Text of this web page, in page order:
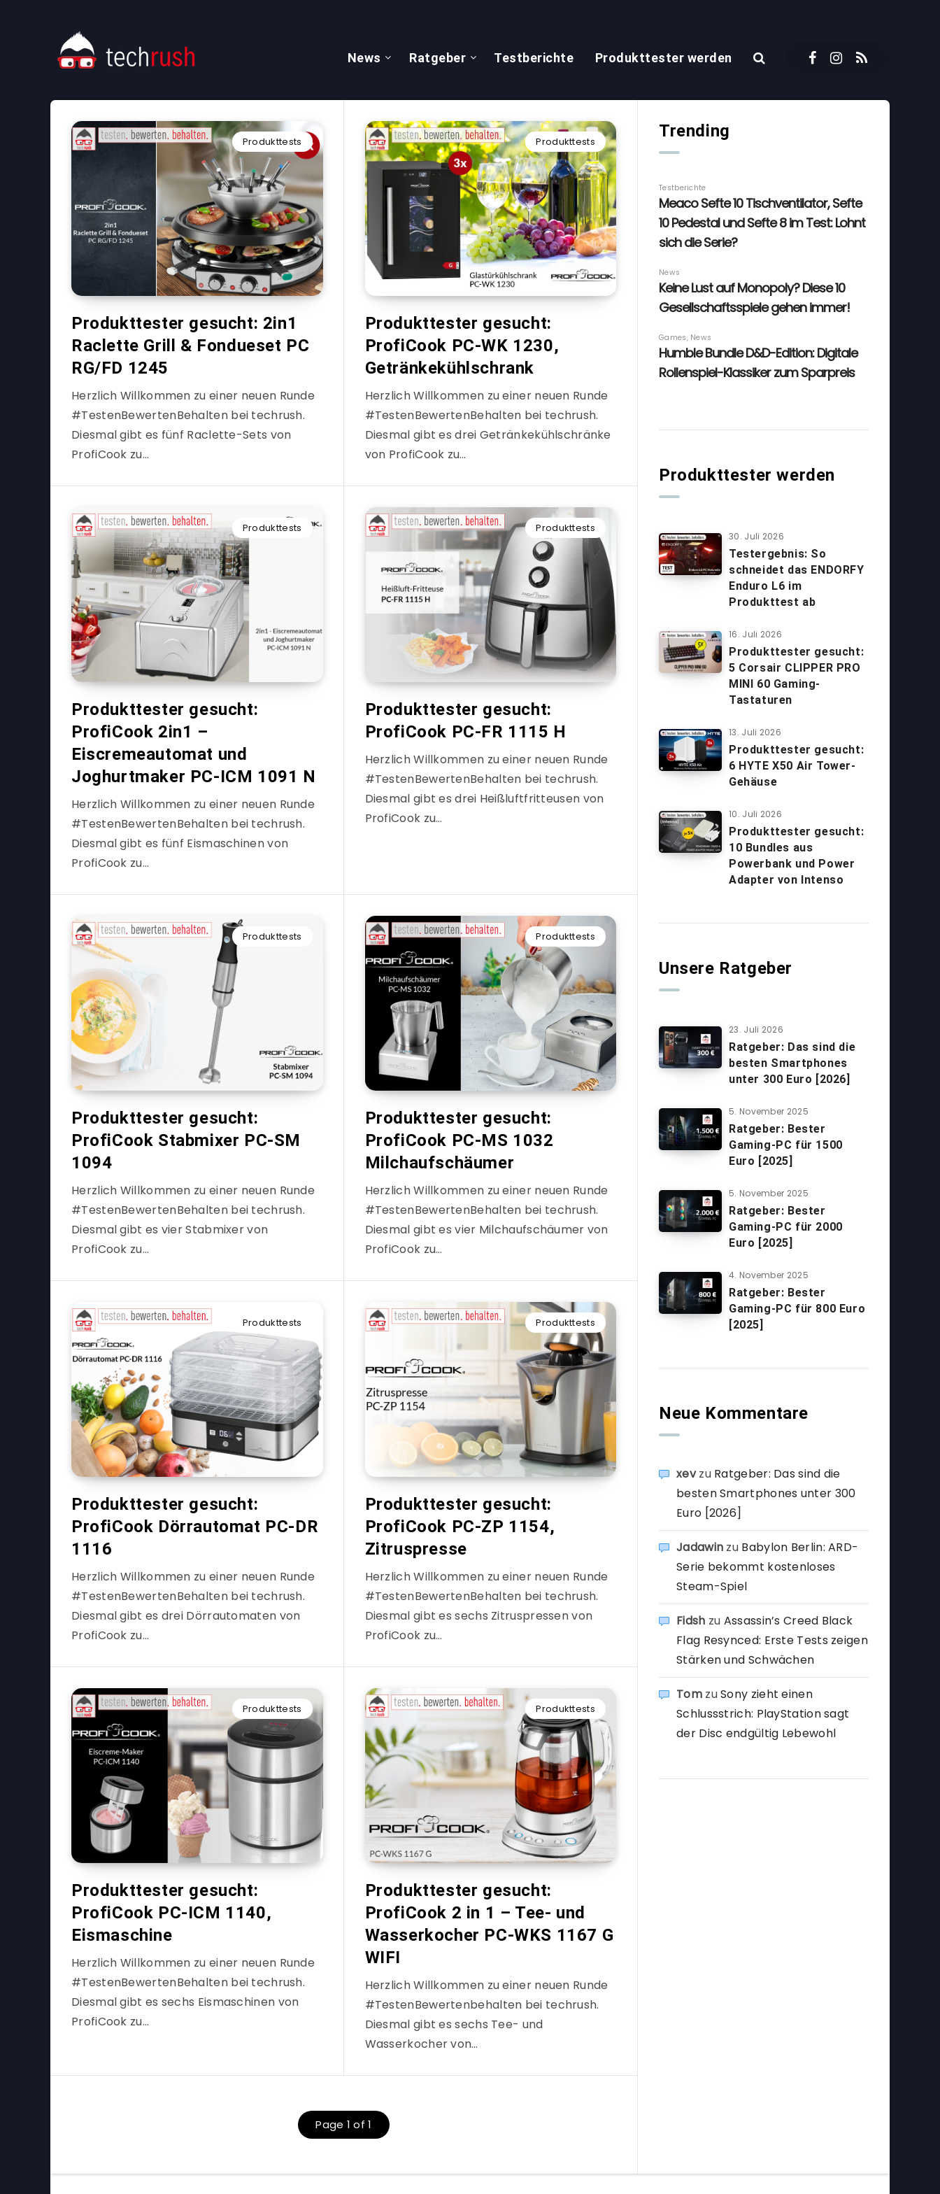
News Ratgeber Testberichte Produkttester werden
Produkttests
Produkttester gesucht: 2in1
Raclette Grill & Fondueset PC
RG/FD 1245
Herzlich Willkommen zu einer neuen Runde
#TestenBewertenBehalten bei techrush.
Diesmal gibt es fünf Raclette-Sets von
ProfiCook zu…
Produkttests
Produkttester gesucht:
ProfiCook PC-WK 1230,
Getränkekühlschrank
Herzlich Willkommen zu einer neuen Runde
#TestenBewertenBehalten bei techrush.
Diesmal gibt es drei Getränkekühlschränke
von ProfiCook zu…
Produkttests
Produkttester gesucht:
ProfiCook 2in1 –
Eiscremeautomat und
Joghurtmaker PC-ICM 1091 N
Herzlich Willkommen zu einer neuen Runde
#TestenBewertenBehalten bei techrush.
Diesmal gibt es fünf Eismaschinen von
ProfiCook zu…
Produkttests
Produkttester gesucht:
ProfiCook PC-FR 1115 H
Herzlich Willkommen zu einer neuen Runde
#TestenBewertenBehalten bei techrush.
Diesmal gibt es drei Heißluftfritteusen von
ProfiCook zu…
Produkttests
Produkttester gesucht:
ProfiCook Stabmixer PC-SM
1094
Herzlich Willkommen zu einer neuen Runde
#TestenBewertenBehalten bei techrush.
Diesmal gibt es vier Stabmixer von
ProfiCook zu…
Produkttests
Produkttester gesucht:
ProfiCook PC-MS 1032
Milchaufschäumer
Herzlich Willkommen zu einer neuen Runde
#TestenBewertenBehalten bei techrush.
Diesmal gibt es vier Milchaufschäumer von
ProfiCook zu…
Produkttests
Produkttester gesucht:
ProfiCook Dörrautomat PC-DR
1116
Herzlich Willkommen zu einer neuen Runde
#TestenBewertenBehalten bei techrush.
Diesmal gibt es drei Dörrautomaten von
ProfiCook zu…
Produkttests
Produkttester gesucht:
ProfiCook PC-ZP 1154,
Zitruspresse
Herzlich Willkommen zu einer neuen Runde
#TestenBewertenBehalten bei techrush.
Diesmal gibt es sechs Zitruspressen von
ProfiCook zu…
Produkttests
Produkttester gesucht:
ProfiCook PC-ICM 1140,
Eismaschine
Herzlich Willkommen zu einer neuen Runde
#TestenBewertenBehalten bei techrush.
Diesmal gibt es sechs Eismaschinen von
ProfiCook zu…
Produkttests
Produkttester gesucht:
ProfiCook 2 in 1 – Tee- und
Wasserkocher PC-WKS 1167 G
WIFI
Herzlich Willkommen zu einer neuen Runde
#TestenBewertenbehalten bei techrush.
Diesmal gibt es sechs Tee- und
Wasserkocher von…
Page 1 of 1
Trending
Produkttester werden
30. Juli 2026
Testergebnis: So
schneidet das ENDORFY
Enduro L6 im
Produkttest ab
16. Juli 2026
Produkttester gesucht:
5 Corsair CLIPPER PRO
MINI 60 Gaming-
Tastaturen
13. Juli 2026
Produkttester gesucht:
6 HYTE X50 Air Tower-
Gehäuse
10. Juli 2026
Produkttester gesucht:
10 Bundles aus
Powerbank und Power
Adapter von Intenso
Unsere Ratgeber
23. Juli 2026
Ratgeber: Das sind die
besten Smartphones
unter 300 Euro [2026]
5. November 2025
Ratgeber: Bester
Gaming-PC für 1500
Euro [2025]
5. November 2025
Ratgeber: Bester
Gaming-PC für 2000
Euro [2025]
4. November 2025
Ratgeber: Bester
Gaming-PC für 800 Euro
[2025]
Neue Kommentare
xevzu Ratgeber: Das sind die
besten Smartphones unter 300
Euro [2026]
Jadawin zu Babylon Berlin: ARD-
Serie bekommt kostenloses
Steam-Spiel
Fidsh zu Assassin’s Creed Black
Flag Resynced: Erste Tests zeigen
Stärken und Schwächen
TomzuSony zieht einen
Schlussstrich: PlayStation sagt
der Disc endgültig Lebewohl